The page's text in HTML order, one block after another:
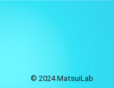
© 2024 MatsuiLab